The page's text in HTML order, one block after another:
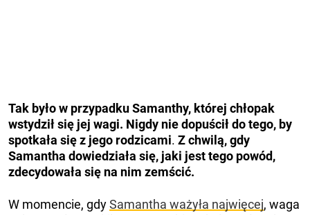
Tak było w przypadku Samanthy, której chłopak
wstydził się jej wagi. Nigdy nie dopuścił do tego, by
spotkała się z jego rodzicami. Z chwilą, gdy
Samantha dowiedziała się, jaki jest tego powód,
zdecydowała się na nim zemścić.
W momencie, gdySamantha ważyła najwięcej, waga